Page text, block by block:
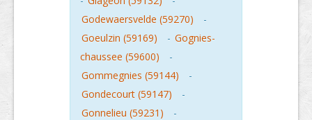
Godewaersvelde (59270)
-
Goeulzin (59169)
- Gognies-
chaussee (59600)
-
Gommegnies (59144)
-
Gondecourt (59147)
-
Gonnelieu (59231)
-